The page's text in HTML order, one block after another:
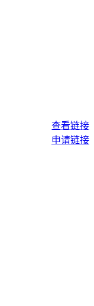
查看链接
申请链接